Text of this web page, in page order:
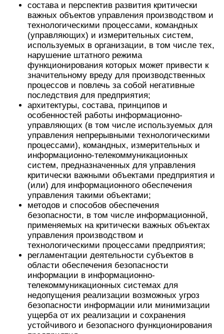
состава и перспектив развития критически
важных объектов управления производством и
технологическими процессами, командных
(управляющих) и измерительных систем,
используемых в организации, в том числе тех,
нарушение штатного режима
функционирования которых может привести к
значительному вреду для производственных
процессов и повлечь за собой негативные
последствия для предприятия;
архитектуры, состава, принципов и
особенностей работы информационно-
управляющих (в том числе используемых для
управления непрерывными технологическими
процессами), командных, измерительных и
информационно-телекоммуникационных
систем, предназначенных для управления
критически важными объектами предприятия и
(или) для информационного обеспечения
управления такими объектами;
методов и способов обеспечения
безопасности, в том числе информационной,
применяемых на критически важных объектах
управления производством и
технологическими процессами предприятия;
регламентации деятельности субъектов в
области обеспечения безопасности
информации в информационно-
телекоммуникационных системах для
недопущения реализации возможных угроз
безопасности информации или минимизации
ущерба от их реализации и сохранения
устойчивого и безопасного функционирования